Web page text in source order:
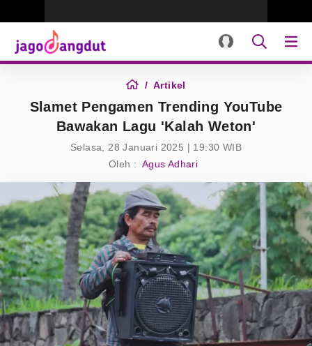
Artikel
Slamet Pengamen Trending YouTube
Bawakan Lagu 'Kalah Weton'
Selasa, 28 Januari 2025 | 19:30 WIB
Oleh : Agus Adhari